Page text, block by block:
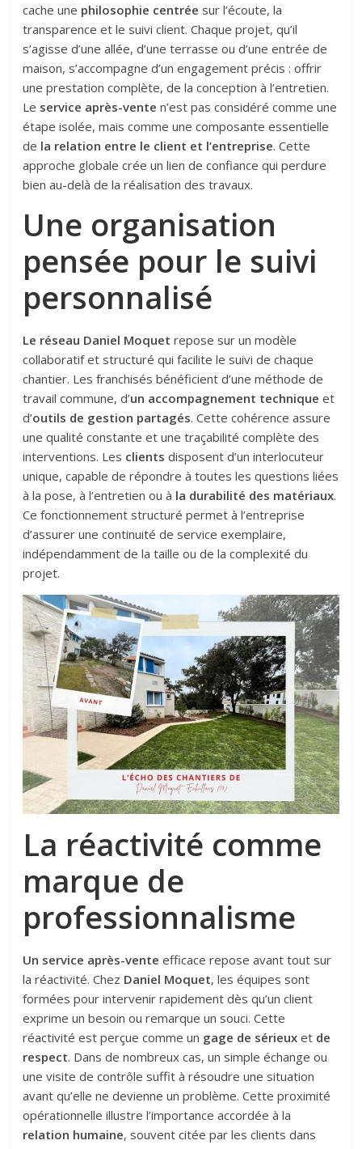
cache une philosophie centrée sur l’écoute, la
transparence et le suivi client. Chaque projet, qu’il
s’agisse d’une allée, d’une terrasse ou d’une entrée de
maison, s’accompagne d’un engagement précis : offrir
une prestation complète, de la conception à l’entretien.
Le service après-vente n’est pas considéré comme une
étape isolée, mais comme une composante essentielle
de la relation entre le client et l’entreprise. Cette
approche globale crée un lien de confiance qui perdure
bien au-delà de la réalisation des travaux.
Une organisation
pensée pour le suivi
personnalisé
Le réseau Daniel Moquet repose sur un modèle
collaboratif et structuré qui facilite le suivi de chaque
chantier. Les franchisés bénéficient d’une méthode de
travail commune, d’un accompagnement technique et
d’outils de gestion partagés. Cette cohérence assure
une qualité constante et une traçabilité complète des
interventions. Les clients disposent d’un interlocuteur
unique, capable de répondre à toutes les questions liées
à la pose, à l’entretien ou à la durabilité des matériaux.
Ce fonctionnement structuré permet à l’entreprise
d’assurer une continuité de service exemplaire,
indépendamment de la taille ou de la complexité du
projet.
La réactivité comme
marque de
professionnalisme
Un service après-vente efficace repose avant tout sur
la réactivité. Chez Daniel Moquet, les équipes sont
formées pour intervenir rapidement dès qu’un client
exprime un besoin ou remarque un souci. Cette
réactivité est perçue comme un gage de sérieux et de
respect. Dans de nombreux cas, un simple échange ou
une visite de contrôle suffit à résoudre une situation
avant qu’elle ne devienne un problème. Cette proximité
opérationnelle illustre l’importance accordée à la
relation humaine, souvent citée par les clients dans